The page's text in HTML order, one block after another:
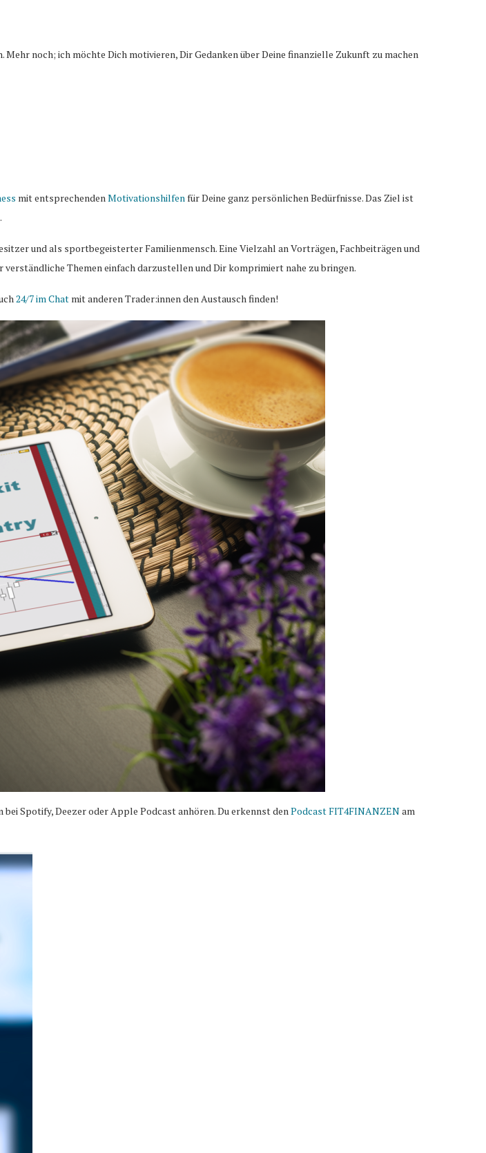
noch; ich möchte Dich motivieren, Dir Gedanken über Deine finanzielle Zukunft zu machen
mit entsprechenden Motivationshilfen für Deine ganz persönlichen Bedürfnisse. Das Ziel ist
und als sportbegeisterter Familienmensch. Eine Vielzahl an Vorträgen, Fachbeiträgen und
Themen einfach darzustellen und Dir komprimiert nahe zu bringen.
24/7 im Chat mit anderen Trader:innen den Austausch finden!
Spotify, Deezer oder Apple Podcast anhören. Du erkennst den Podcast FIT4FINANZENam